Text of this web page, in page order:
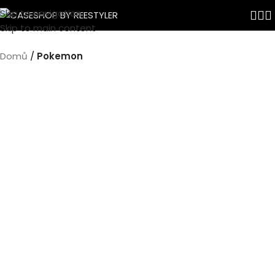
Skip to navigation
Skip to main content
Domů Pokemon